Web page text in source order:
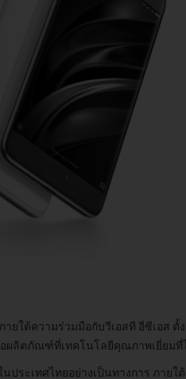
ยใต้ความร่วมมือกับวีเอสที อีซีเอ
ลิตภัณฑ์ที่เทคโนโลยีคุณภาพเยี่ยมที่
ะเทศไทยอย่างเป็นทางการ ภายใ